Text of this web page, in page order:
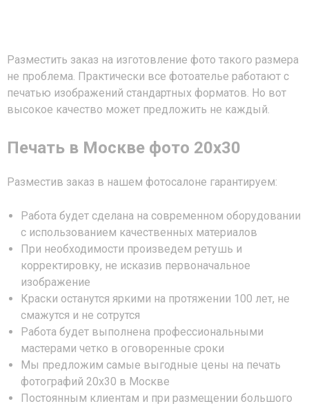
Разместить заказ на изготовление фото такого размера
не проблема. Практически все фотоателье работают с
печатью изображений стандартных форматов. Но вот
высокое качество может предложить не каждый.
Печать в Москве фото 20х30
Разместив заказ в нашем фотосалоне гарантируем:
Работа будет сделана на современном оборудовании
с использованием качественных материалов
При необходимости произведем ретушь и
корректировку, не исказив первоначальное
изображение
Краски останутся яркими на протяжении 100 лет, не
смажутся и не сотрутся
Работа будет выполнена профессиональными
мастерами четко в оговоренные сроки
Мы предложим самые выгодные цены на печать
фотографий 20х30 в Москве
Постоянным клиентам и при размещении большого